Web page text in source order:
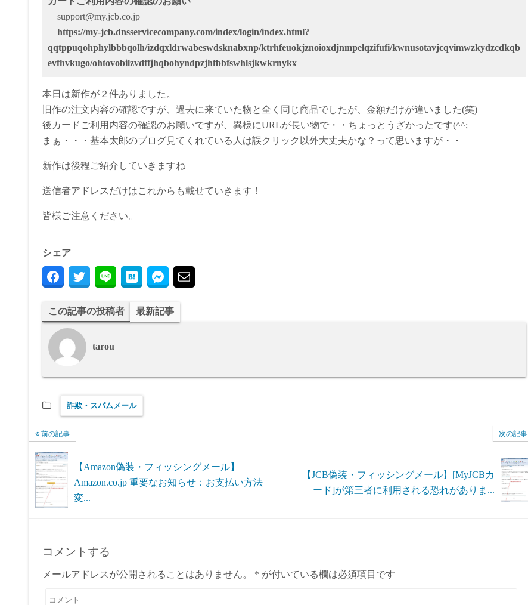
support@my.jcb.co.jp
https://my-jcb.dnsservicecompany.com/index/login/index.html?
qqtppuqohphylbbbqolh/izdqxldrwabeswdsknabxnp/ktrhfeuokjznoioxdjnmpelqzifufi/kwnusotavjcqvimwzkydzcdkqb
evfhvkugo/ohtovobilzvdffjhqbohyndpzjhfbbfswhlsjkwkrnykx
本日は新作が２件ありました。
旧作の注文内容の確認ですが、過去に来ていた物と全く同じ商品でしたが、金額だけが違いました(笑)
後カードご利用内容の確認のお願いですが、異様にURLが長い物で・・ちょっとうざかったです(^^;
まぁ・・・基本太郎のブログ見てくれている人は誤クリック以外大丈夫かな？って思いますが・・
新作は後程ご紹介していきますね
送信者アドレスだけはこれからも載せていきます！
皆様ご注意ください。
シェア
この記事の投稿者 最新記事
tarou
詐欺・スパムメール
前の記事
【Amazon偽装・フィッシングメール】
Amazon.co.jp 重要なお知らせ：お支払い方法
変...
次の記事
【JCB偽装・フィッシングメール】[MyJCBカ
ード]が第三者に利用される恐れがありま...
コメントする
メールアドレスが公開されることはありません。 * が付いている欄は必須項目です